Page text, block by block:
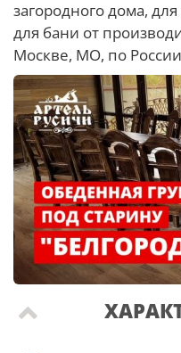
загородного дома,
для бани от
Москве, МО, по России